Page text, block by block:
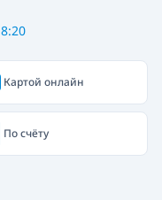
Картой онлайн
По счёту